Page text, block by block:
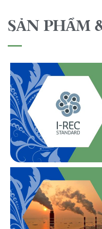
SẢN PHẨM